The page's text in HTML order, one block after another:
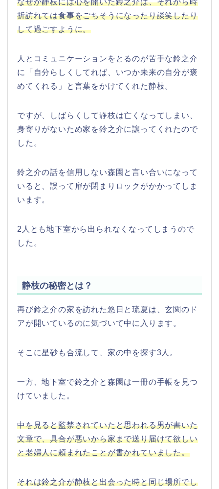
折訪れては食事をごちそうになったり談笑したり
して過ごすように。
人とコミュニケーションをとるのが苦手な鈴之介
に「自分らしくしてれば、いつか未来の自分が褒
めてくれる」と言葉をかけてくれた静枝。
ですが、しばらくして静枝は亡くなってしまい、
身寄りがないため家を鈴之介に譲ってくれたので
した。
鈴之介の話を信用しない森園と言い合いになって
いると、誤って扉が閉まりロックがかかってしま
います。
2人とも地下室から出られなくなってしまうので
した。
静枝の秘密とは？
再び鈴之介の家を訪れた悠日と琉夏は、玄関のド
アが開いているのに気づいて中に入ります。
そこに星砂も合流して、家の中を探す3人。
一方、地下室で鈴之介と森園は一冊の手帳を見つ
けていました。
中を見ると監禁されていたと思われる男が書いた
文章で、具合が悪いから家まで送り届けて欲しい
と老婦人に頼まれたことが書かれていました。
それは鈴之介が静枝と出会った時と同じ場所でし